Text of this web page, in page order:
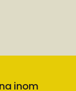
inom